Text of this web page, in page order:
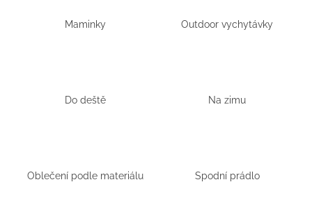
Maminky Outdoor vychytávky
Do deště Na zimu
Oblečení podle materiálu Spodní prádlo
SVĚTLE